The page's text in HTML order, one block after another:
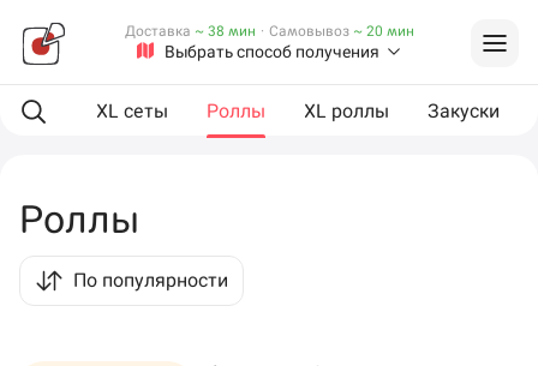
Выбрать способ получения
Доставка ~ 38 мин · Самовывоз ~ 20 мин
еда XL сеты Роллы XL роллы Закуски
Роллы
По популярности